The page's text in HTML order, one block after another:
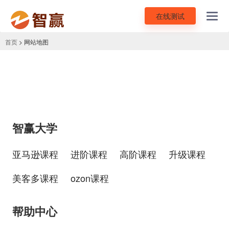
在线测试
首页 > 网站地图
智赢大学
亚马逊课程 进阶课程 高阶课程
升级课程
美客多课程
ozon课程
帮助中心